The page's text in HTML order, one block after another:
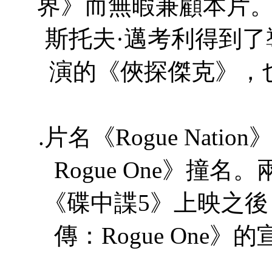
界》而無暇兼顧本片
斯托夫·邁考利得到
演的《俠探傑克》
.片名《Rogue Nation
Rogue One》撞名
《碟中諜5》上映之
傳：Rogue One》